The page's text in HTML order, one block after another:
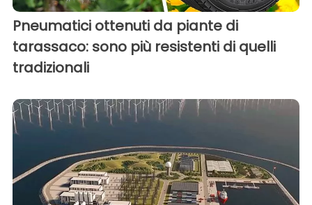
Pneumatici ottenuti da piante di
tarassaco: sono più resistenti di quelli
tradizionali